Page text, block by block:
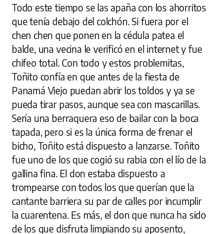
Todo este tiempo se las apaña con los ahorritos
que tenía debajo del colchón. Si fuera por el
chen chen que ponen en la cédula patea el
balde, una vecina le verificó en el internet y fue
chifeo total. Con todo y estos problemitas,
Toñito confía en que antes de la fiesta de
Panamá Viejo puedan abrir los toldos y ya se
pueda tirar pasos, aunque sea con mascarillas.
Sería una berraquera eso de bailar con la boca
tapada, pero si es la única forma de frenar el
bicho, Toñito está dispuesto a lanzarse. Toñito
fue uno de los que cogió su rabia con el lío de la
gallina fina. El don estaba dispuesto a
trompearse con todos los que querían que la
cantante barriera su par de calles por incumplir
la cuarentena. Es más, el don que nunca ha sido
de los que disfruta limpiando su aposento,